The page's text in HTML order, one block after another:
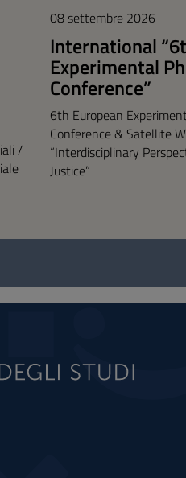
/
08 settembre 2026
International
Experimental
Conference”
6th European
Conference & Satellite
“Interdisciplinary
Justice”